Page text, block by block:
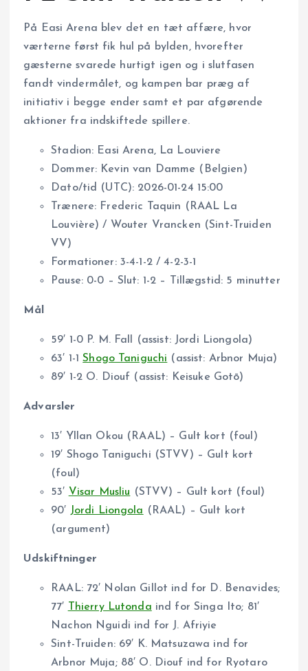
På Easi Arena blev det en tæt affære, hvor
værterne først fik hul på bylden, hvorefter
gæsterne svarede hurtigt igen og i slutfasen
fandt vindermålet, og kampen bar præg af
initiativ i begge ender samt et par afgørende
aktioner fra indskiftede spillere.
Stadion: Easi Arena, La Louviere
Dommer: Kevin van Damme (Belgien)
Dato/tid (UTC): 2026-01-24 15:00
Trænere: Frederic Taquin (RAAL La
Louvière) / Wouter Vrancken (Sint-Truiden
VV)
Formationer: 3-4-1-2 / 4-2-3-1
Pause: 0-0 – Slut: 1-2 – Tillægstid: 5 minutter
Mål
59′ 1-0 P. M. Fall (assist: Jordi Liongola)
63′ 1-1Shogo Taniguchi (assist: Arbnor Muja)
89′ 1-2 O. Diouf (assist: Keisuke Gotō)
Advarsler
13′ Yllan Okou (RAAL) – Gult kort (foul)
19′ Shogo Taniguchi (STVV) – Gult kort
(foul)
53′ Visar Musliu (STVV) – Gult kort (foul)
90′ Jordi Liongola (RAAL) – Gult kort
(argument)
Udskiftninger
RAAL: 72′ Nolan Gillot ind for D. Benavides;
77′
Thierry Lutonda ind for Singa Ito; 81′
Nachon Nguidi ind for J. Afriyie
Sint-Truiden: 69′ K. Matsuzawa ind for
Arbnor Muja; 88′ O. Diouf ind for Ryotaro